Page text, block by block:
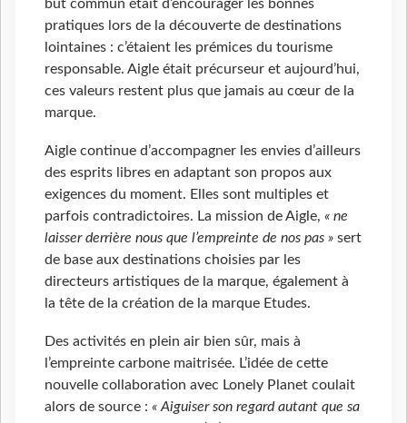
but commun était d’encourager les bonnes
pratiques lors de la découverte de destinations
lointaines : c’étaient les prémices du tourisme
responsable. Aigle était précurseur et aujourd’hui,
ces valeurs restent plus que jamais au cœur de la
marque.
Aigle continue d’accompagner les envies d’ailleurs
des esprits libres en adaptant son propos aux
exigences du moment. Elles sont multiples et
parfois contradictoires. La mission de Aigle, « ne
laisser derrière nous que l’empreinte de nos pas » sert
de base aux destinations choisies par les
directeurs artistiques de la marque, également à
la tête de la création de la marque Etudes.
Des activités en plein air bien sûr, mais à
l’empreinte carbone maitrisée. L’idée de cette
nouvelle collaboration avec Lonely Planet coulait
alors de source : « Aiguiser son regard autant que sa